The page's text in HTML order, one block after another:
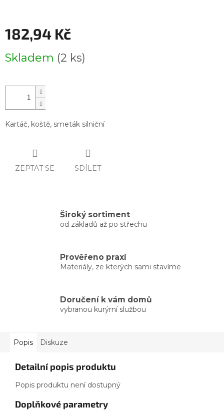
182,94 Kč
cena:
Skladem (2 ks)
Kartáč, koště, smeták silniční
ZEPTAT SE SDÍLET
Široký sortiment
od základů až po střechu
Prověřeno praxí
Materiály, ze kterých sami stavíme
Doručení k vám domů
vybranou kurýrní službou
Popis Diskuze
Detailní popis produktu
Popis produktu není dostupný
Doplňkové parametry